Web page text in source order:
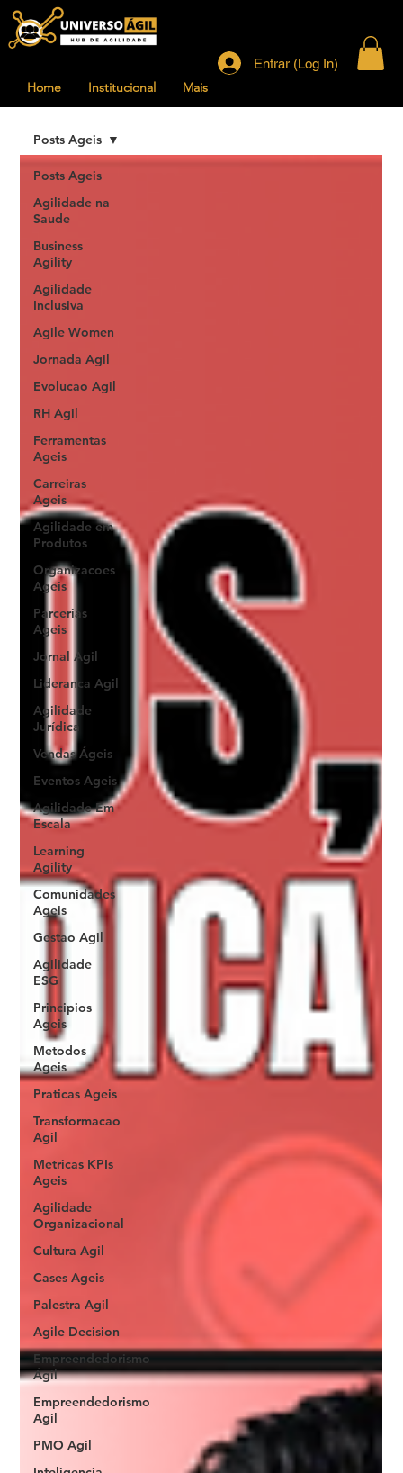
Home Institucional Mais
Entrar (Log In)
Posts Ageis
Agilidade na
Saude
Business
Agility
Agilidade
Inclusiva
Agile Women
Jornada Agil
Evolucao Agil
RH Agil
Ferramentas
Ageis
Carreiras
Ageis
Agilidade em
Produtos
Organizacoes
Ageis
Parcerias
Ageis
Jornal Agil
Lideranca Agil
Agilidade
Jurídica
Vendas Ágeis
Eventos Ageis
Agilidade Em
Escala
Learning
Agility
Comunidades
Ageis
Gestao Agil
Agilidade
ESG
Principios
Ageis
Metodos
Ageis
Praticas Ageis
Transformacao
Agil
Metricas KPIs
Ageis
Agilidade
Organizacional
Cultura Agil
Cases Ageis
Palestra Agil
Agile Decision
Empreendedorismo
Ágil
Empreendedorismo
Agil
PMO Agil
Posts Ageis